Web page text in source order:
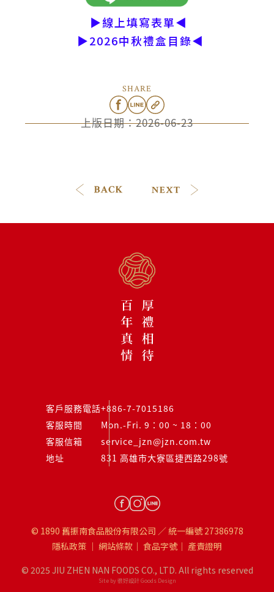
▶線上填寫表單◀
▶2026中秋禮盒目錄◀
上版日期：2026-06-23
SHARE
客戶服務電話+886-7-7015186
客服時間
Mon.-Fri. 9：00 ~ 18：00
客服信箱
service_jzn@jzn.com.tw
地址
831 高雄市大寮區捷西路298號
© 1890 舊振南食品股份有限公司 ／ 統一編號 27386978
隱私政策 ｜ 網站條款 ｜ 食品字號｜ 產責證明
© 2025 JIU ZHEN NAN FOODS CO., LTD. All rights reserved
Site by 很好設計 Goods Design